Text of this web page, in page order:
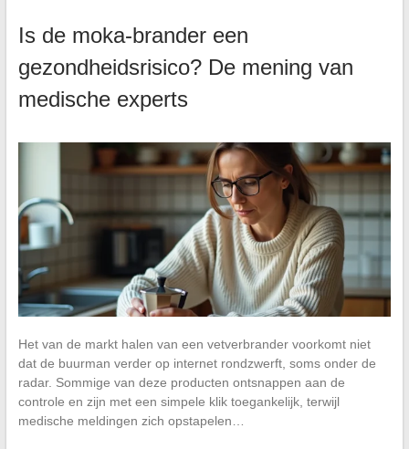
Is de moka-brander een
gezondheidsrisico? De mening van
medische experts
Het van de markt halen van een vetverbrander voorkomt niet
dat de buurman verder op internet rondzwerft, soms onder de
radar. Sommige van deze producten ontsnappen aan de
controle en zijn met een simpele klik toegankelijk, terwijl
medische meldingen zich opstapelen…